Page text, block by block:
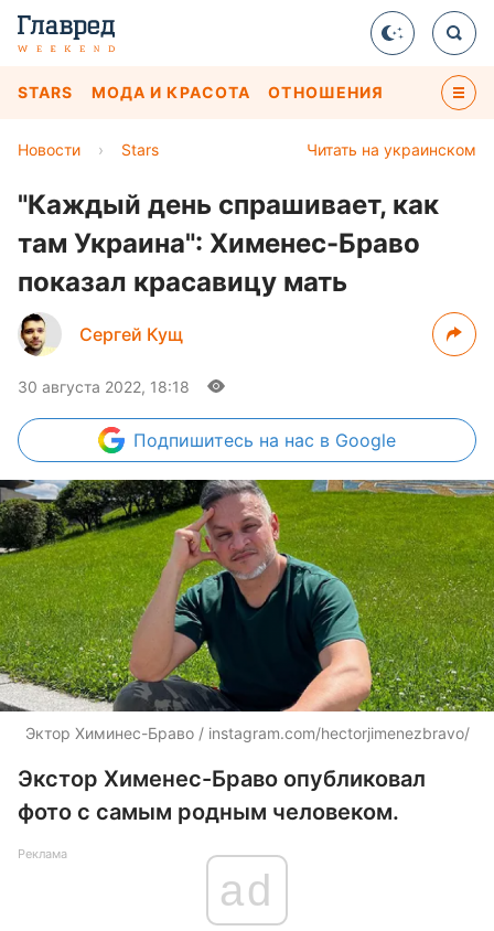
STARS МОДА И КРАСОТА ОТНОШЕНИЯ
Читать на украинском
Новости › Stars
"Каждый день спрашивает, как
там Украина": Хименес-Браво
показал красавицу мать
Сергей Кущ
30 августа 2022, 18:18
Подпишитесь на нас в Google
Эктор Химинес-Браво / instagram.com/hectorjimenezbravo/
Экстор Хименес-Браво опубликовал
фото с самым родным человеком.
Реклама
ad